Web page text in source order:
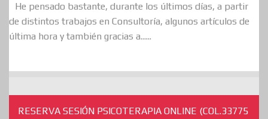
He pensado bastante, durante los últimos días, a partir
de distintos trabajos en Consultoría, algunos artículos de
última hora y también gracias a......
RESERVA SESIÓN PSICOTERAPIA ONLINE (COL.33775